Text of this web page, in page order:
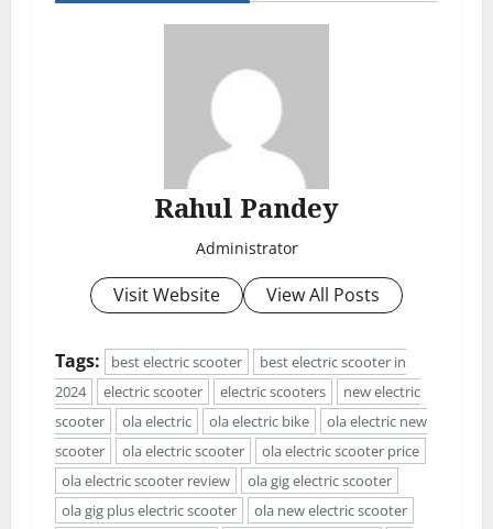
Rahul Pandey
Administrator
Visit Website View All Posts
Tags: best electric scooter
best electric scooter in
2024
electric scooter electric scooters
new electric
scooter
ola electric ola electric bike
ola electric new
scooter
ola electric scooter
ola electric scooter price
ola electric scooter review
ola gig electric scooter
ola gig plus electric scooter
ola new electric scooter